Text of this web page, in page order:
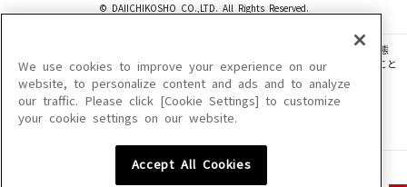
© DAIICHIKOSHO CO.,LTD. All Rights Reserved.
このサイトに掲載されている一切の文章・画像・写真・動画・音声等を、手段や形態
を問わず、著作権法の定める範囲を超えて無断で複製、転載、ファイル化などすること
を禁じます。
楽曲及びコンテンツは、機種によりご利用いただけない場合があります。
楽曲及びコンテンツの配信日、配信内容が変更になる場合があります。
We use cookies to improve your experience on our
website, to personalize content and ads and to analyze
our traffic. Please click [Cookie Settings] to customize
your cookie settings on our website.
Accept All Cookies